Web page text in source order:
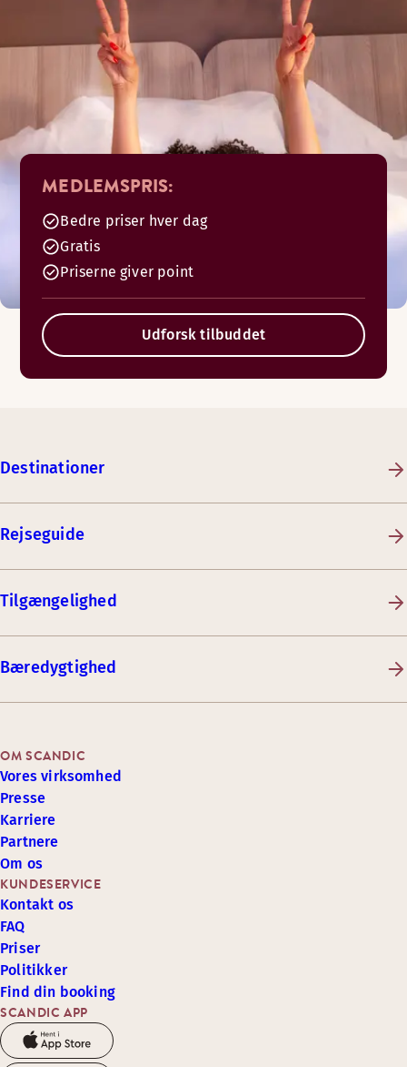
MEDLEMSPRIS:
Bedre priser hver dag
Gratis
Priserne giver point
Udforsk tilbuddet
Destinationer
Rejseguide
Tilgængelighed
Bæredygtighed
SCANDIC APP
KUNDESERVICE
Kontakt os
FAQ
Priser
Politikker
Find din booking
OM SCANDIC
Vores virksomhed
Presse
Karriere
Partnere
Om os